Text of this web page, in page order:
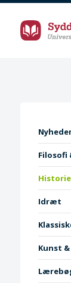
Filosofi
Historie
Idræt
Kunst